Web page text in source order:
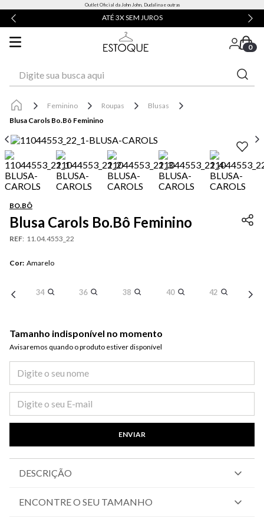
Outlet Oficial da John John, Dudalina e outras
ATÉ 3X SEM JUROS
0
Feminino Roupas
Blusas
Blusa Carols Bo.Bô Feminino
BO.BÔ
Blusa Carols Bo.Bô Feminino
REF: 11.04.4553_22
Cor: Amarelo
34 36 38 40 42
Tamanho indisponível no momento
Avisaremos quando o produto estiver disponível​
ENVIAR
DESCRIÇÃO
ENCONTRE O SEU TAMANHO